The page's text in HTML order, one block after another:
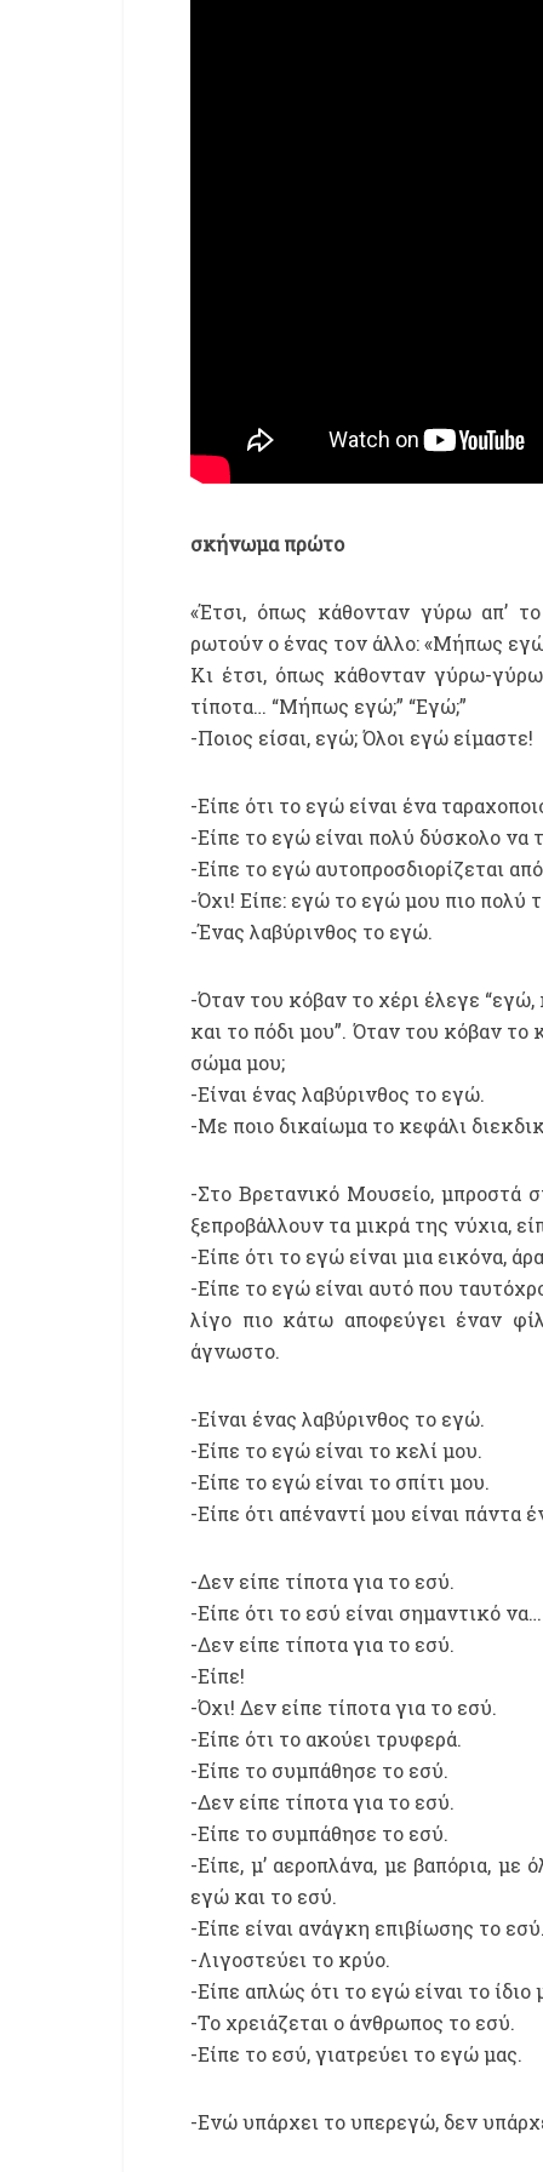
σκήνωμα πρώτο
«Έτσι, όπως κάθονταν γύρω απ’
ρωτούν ο ένας τον άλλο: «Μήπως
Κι έτσι, όπως κάθονταν γύρω-
τίποτα… “Μήπως εγώ;” “Εγώ;”
-Ποιος είσαι, εγώ; Όλοι εγώ είμαστε!
-Είπε ότι το εγώ είναι ένα
-Είπε το εγώ είναι πολύ δύσκολο να
-Είπε το εγώ αυτοπροσδιορίζεται
-Όχι! Eίπε: εγώ το εγώ μου πιο πολύ
-Ένας λαβύρινθος το εγώ.
-Όταν του κόβαν το χέρι έλεγε
και το πόδι μου”. Όταν του κόβαν
σώμα μου;
-Είναι ένας λαβύρινθος το εγώ.
-Με ποιο δικαίωμα το κεφάλι
-Στο Βρετανικό Μουσείο, μπροστά
ξεπροβάλλουν τα μικρά της νύχια,
-Είπε ότι το εγώ είναι μια εικόνα,
-Είπε το εγώ είναι αυτό που
λίγο πιο κάτω αποφεύγει έναν
άγνωστο.
-Είναι ένας λαβύρινθος το εγώ.
-Είπε το εγώ είναι το κελί μου.
-Είπε το εγώ είναι το σπίτι μου.
-Είπε ότι απέναντί μου είναι πάντα
-Δεν είπε τίποτα για το εσύ.
-Είπε ότι το εσύ είναι σημαντικό να…
-Δεν είπε τίποτα για το εσύ.
-Είπε!
-Όχι! Δεν είπε τίποτα για το εσύ.
-Είπε ότι το ακούει τρυφερά.
-Είπε το συμπάθησε το εσύ.
-Δεν είπε τίποτα για το εσύ.
-Είπε το συμπάθησε το εσύ.
-Είπε, μ’ αεροπλάνα, με βαπόρια, με
εγώ και το εσύ.
-Είπε είναι ανάγκη επιβίωσης το
-Λιγοστεύει το κρύο.
-Είπε απλώς ότι το εγώ είναι το
-Το χρειάζεται ο άνθρωπος το εσύ.
-Είπε το εσύ, γιατρεύει το εγώ μας.
-Ενώ υπάρχει το υπερεγώ, δεν